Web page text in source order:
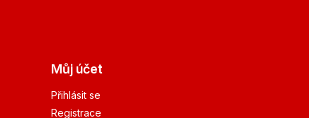
Můj účet
Přihlásit se
Registrace